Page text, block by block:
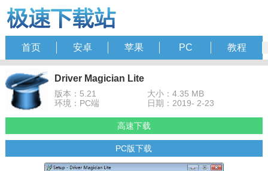
首页 安卓 苹果 PC 教程
Driver Magician Lite
版本：5.21
大小：4.35 MB
环境：PC端
日期：2019- 2-23
高速下载
PC版下载